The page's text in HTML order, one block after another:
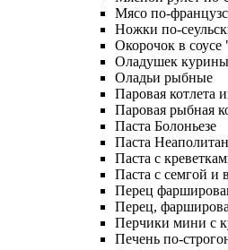
Мясо по-
Ножки по-
Окорочок в соусе
Оладушек
Оладьи рыбные
Паровая котлета
Паровая рыбная
Паста Болоньезе
Паста
Паста с
Паста с семгой и
Перец
Перец,
Перчики мини с
Печень по-